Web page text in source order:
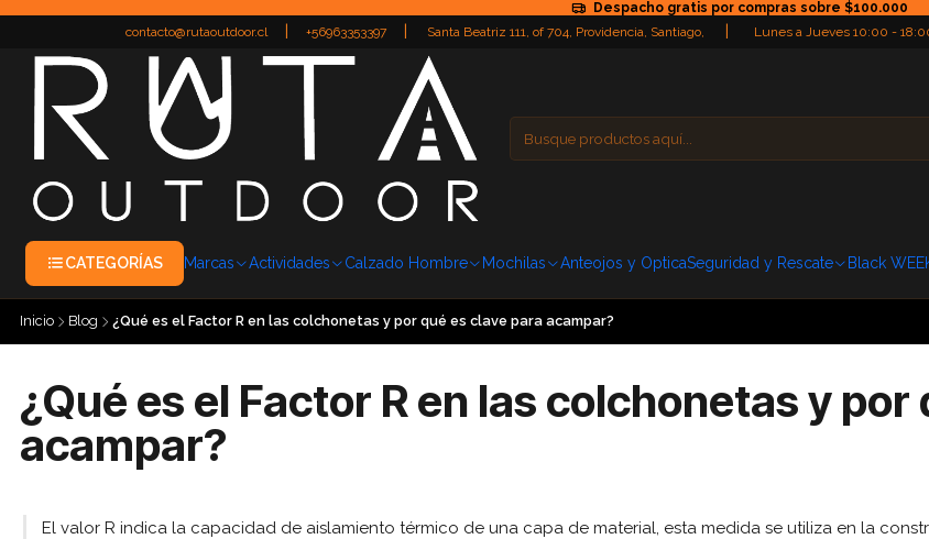
Despacho gratis por compras sobre $100.000
contacto@rutaoutdoor.cl
+56963353397
Santa Beatriz 111, of 704, Providencia, Santiago,
Lunes a Jueves 10:00 -
CATEGORÍAS Marcas Actividades Calzado Hombre Mochilas Anteojos y OpticaSeguridad y Rescate Black
Inicio Blog ¿Qué es el Factor R en las colchonetas y por qué es clave para acampar?
¿Qué es el Factor R en las colchonetas y por
acampar?
El valor R indica la capacidad de aislamiento térmico de una capa de material, esta medida se utiliza en la